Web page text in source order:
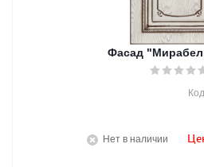
Фасад
Нет в наличии